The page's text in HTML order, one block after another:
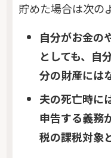
貯めた場合は次の
自分がお金の
としても、自
分の財産には
夫の死亡時に
申告する義務
税の課税対象